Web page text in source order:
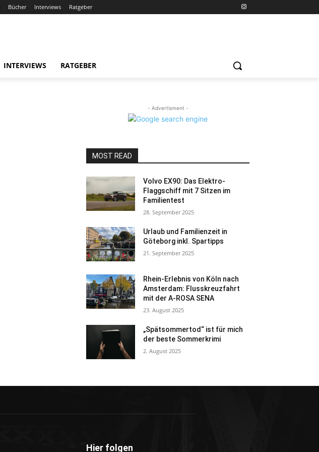
Bücher Interviews Ratgeber
INTERVIEWS RATGEBER
- Advertisment -
MOST READ
Volvo EX90: Das Elektro-
Flaggschiff mit 7 Sitzen im
Familientest
28. September 2025
Urlaub und Familienzeit in
Göteborg inkl. Spartipps
21. September 2025
Rhein-Erlebnis von Köln nach
Amsterdam: Flusskreuzfahrt
mit der A-ROSA SENA
23. August 2025
„Spätsommertod“ ist für mich
der beste Sommerkrimi
2. August 2025
Hier folgen